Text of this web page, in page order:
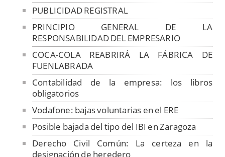
PUBLICIDAD REGISTRAL
PRINCIPIO GENERAL DE LA
RESPONSABILIDAD DEL EMPRESARIO
COCA-COLA REABRIRÁ LA FÁBRICA DE
FUENLABRADA
Contabilidad de la empresa: los libros
obligatorios
Vodafone: bajas voluntarias en el ERE
Posible bajada del tipo del IBI en Zaragoza
Derecho Civil Común: La certeza en la
designación de heredero